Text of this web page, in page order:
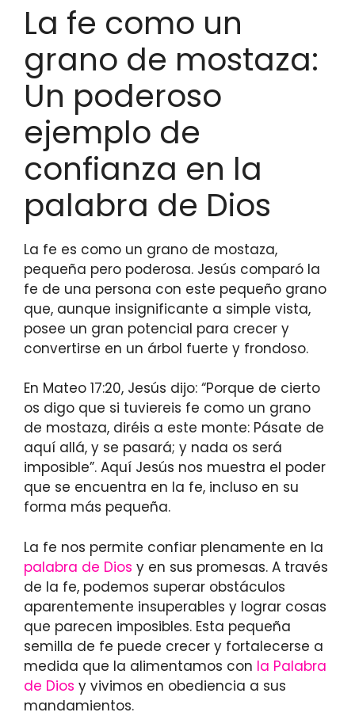
La fe como un
grano de mostaza:
Un poderoso
ejemplo de
confianza en la
palabra de Dios
La fe es como un grano de mostaza,
pequeña pero poderosa. Jesús comparó la
fe de una persona con este pequeño grano
que, aunque insignificante a simple vista,
posee un gran potencial para crecer y
convertirse en un árbol fuerte y frondoso.
En Mateo 17:20, Jesús dijo: “Porque de cierto
os digo que si tuviereis fe como un grano
de mostaza, diréis a este monte: Pásate de
aquí allá, y se pasará; y nada os será
imposible”. Aquí Jesús nos muestra el poder
que se encuentra en la fe, incluso en su
forma más pequeña.
La fe nos permite confiar plenamente en la
palabra de Dios y en sus promesas. A través
de la fe, podemos superar obstáculos
aparentemente insuperables y lograr cosas
que parecen imposibles. Esta pequeña
semilla de fe puede crecer y fortalecerse a
medida que la alimentamos con la Palabra
de Dios y vivimos en obediencia a sus
mandamientos.